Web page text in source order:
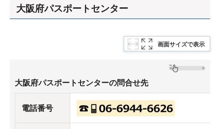
大阪府パスポートセンター
画面サイズで表示
大阪府パスポートセンターの問合せ先
電話番号